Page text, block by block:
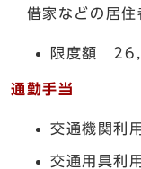
借家などの居住
限度額
通勤手当
交通機関利
交通用具利